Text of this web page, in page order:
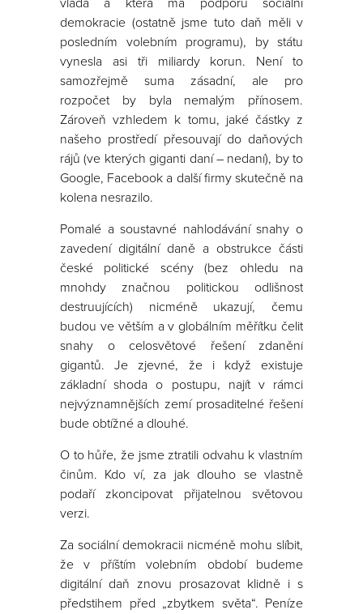
vláda a která má podporu sociální
demokracie (ostatně jsme tuto daň měli v
posledním volebním programu), by státu
vynesla asi tři miliardy korun. Není to
samozřejmě suma zásadní, ale pro
rozpočet by byla nemalým přínosem.
Zároveň vzhledem k tomu, jaké částky z
našeho prostředí přesouvají do daňových
rájů (ve kterých giganti daní – nedaní), by to
Google, Facebook a další firmy skutečně na
kolena nesrazilo.
Pomalé a soustavné nahlodávání snahy o
zavedení digitální daně a obstrukce části
české politické scény (bez ohledu na
mnohdy značnou politickou odlišnost
destruujících) nicméně ukazují, čemu
budou ve větším a v globálním měřítku čelit
snahy o celosvětové řešení zdanění
gigantů. Je zjevné, že i když existuje
základní shoda o postupu, najít v rámci
nejvýznamnějších zemí prosaditelné řešení
bude obtížné a dlouhé.
O to hůře, že jsme ztratili odvahu k vlastním
činům. Kdo ví, za jak dlouho se vlastně
podaří zkoncipovat přijatelnou světovou
verzi.
Za sociální demokracii nicméně mohu slíbit,
že v příštím volebním období budeme
digitální daň znovu prosazovat klidně i s
předstihem před „zbytkem světa“. Peníze